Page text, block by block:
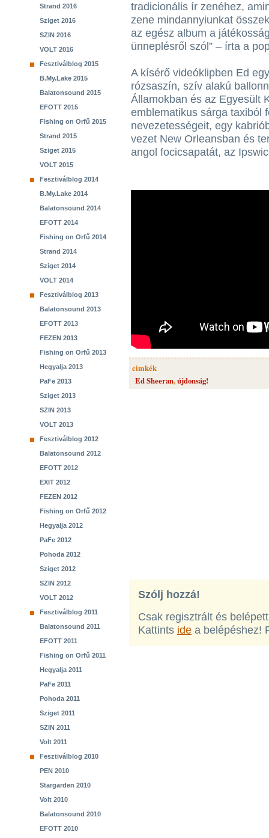
Strand 2016
Sziget 2016
SZIN 2016
VOLT 2016
Fesztiválblog 2015
B.My.Lake 2015
Balatonsound 2015
EFOTT 2015
Fishing on Orfű 2015
Strand 2015
Sziget 2015
VOLT 2015
Fesztiválblog 2014
B.My.Lake 2014
Balatonsound 2014
EFOTT 2014
Fishing on Orfű 2014
Strand 2014
Sziget 2014
VOLT 2014
Fesztiválblog 2013
Balatonsound 2013
EFOTT 2013
FEZEN 2013
Fishing on Orfű 2013
Hegyalja 2013
PaFe 2013
Sziget 2013
SZIN 2013
VOLT 2013
Fesztiválblog 2012
Balatonsound 2012
EFOTT 2012
EXIT 2012
FEZEN 2012
Fishing on Orfű 2012
Hegyalja 2012
PaFe 2012
Pohoda 2012
Sziget 2012
SZIN 2012
VOLT 2012
Fesztiválblog 2011
Balatonsound 2011
EFOTT 2011
Fishing on Orfű 2011
Hegyalja 2011
PaFe 2011
Pohoda 2011
Sziget 2011
SZIN 2011
Volt 2011
Fesztiválblog 2010
PEN 2010
Stargarden 2010
Volt 2010
Balatonsound 2010
EFOTT 2010
tradicionális ír zenéhez,
zene mindannyiunkat
az egész album a
ünneplésről szól” – írta a
A kísérő videóklipben Ed
rózsaszín, szív alakú
Államokban és az Egyesült
emblematikus sárga taxiból
nevezetességeit, egy
vezet New Orleansban és
angol focicsapatát, az
cimkék
Ed Sheeran,újdonság!
Szólj hozzá!
Csak regisztrált és
Kattints ide a belépéshez!